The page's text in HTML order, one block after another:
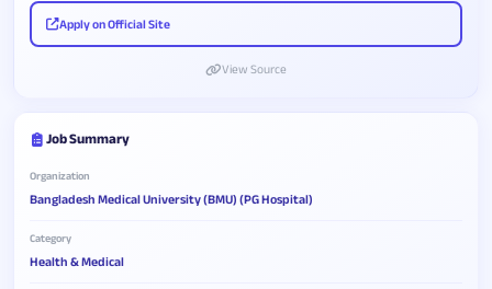
Apply on Official Site
View Source
Job Summary
Organization
Bangladesh Medical University (BMU) (PG Hospital)
Category
Health & Medical